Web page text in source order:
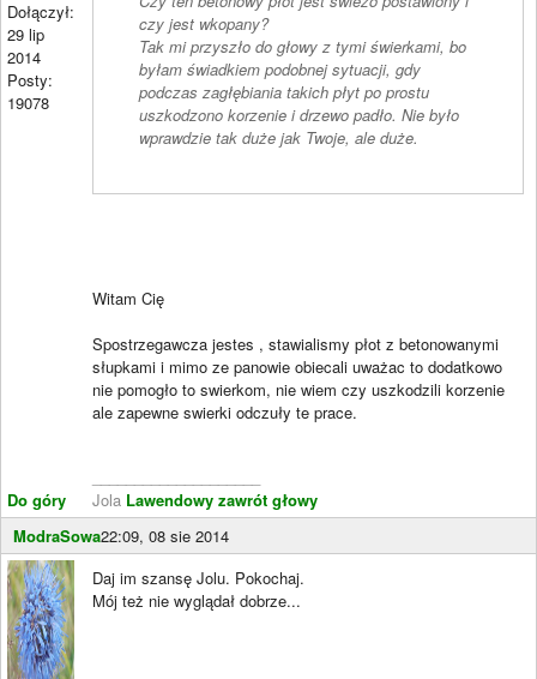
Dołączył:
29 lip
2014
Posty:
19078
Do góry
czy jest wkopany?
Tak mi przyszło do głowy z tymi świerkami, bo
byłam świadkiem podobnej sytuacji, gdy
podczas zagłębiania takich płyt po prostu
uszkodzono korzenie i drzewo padło. Nie było
wprawdzie tak duże jak Twoje, ale duże.
Witam Cię
Spostrzegawcza jestes , stawialismy płot z betonowanymi
słupkami i mimo ze panowie obiecali uważac to dodatkowo
nie pomogło to swierkom, nie wiem czy uszkodzili korzenie
ale zapewne swierki odczuły te prace.
Jola Lawendowy zawrót głowy
ModraSowa22:09, 08 sie 2014
Daj im szansę Jolu. Pokochaj.
Mój też nie wyglądał dobrze...